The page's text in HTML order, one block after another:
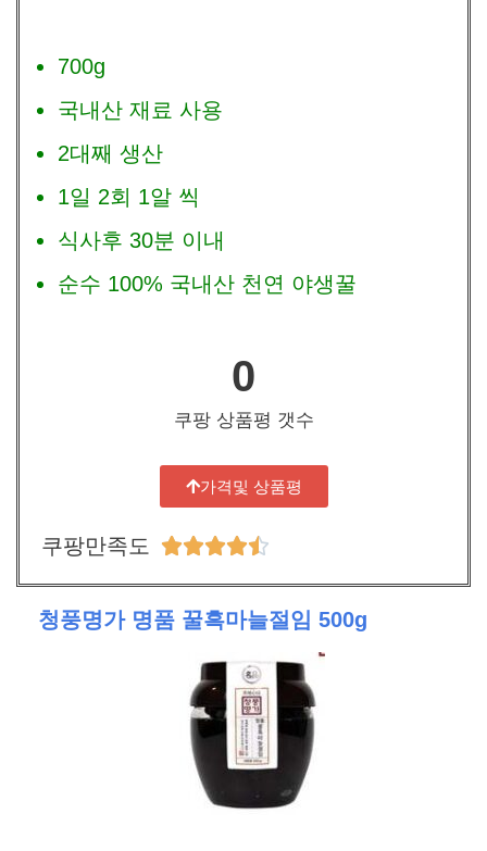
700g
국내산 재료 사용
2대째 생산
1일 2회 1알 씩
식사후 30분 이내
순수 100% 국내산 천연 야생꿀
쿠팡 상품평 갯수
0
가격및 상품평
쿠팡만족도 
청풍명가 명품 꿀흑마늘절임 500g